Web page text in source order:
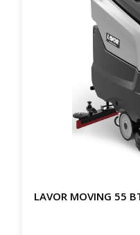
LAVOR MOVING 55